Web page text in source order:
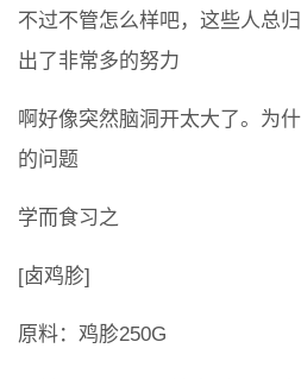
不过不管怎么样吧，这些人总
出了非常多的努力
啊好像突然脑洞开太大了。为
的问题
学而食习之
[卤鸡胗]
原料：鸡胗250G